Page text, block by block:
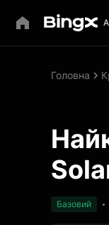
Головна
Базовий